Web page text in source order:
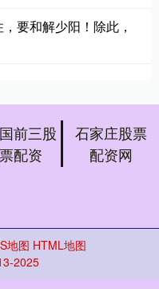
要和解少阳！除此，
前三股
票配资
石家庄股票
配资网
地图 HTML地图
2025